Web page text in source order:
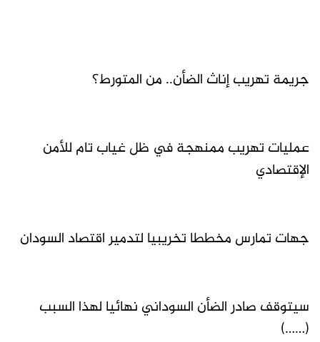
جريمة تهريب إناث الضأن.. من المتورط؟
عمليات تهريب ممنهجة في ظل غياب تام للأمن
الإقتصادي
جهات تمارس مخططا تخريبيا لتدمير اقتصاد السودان
سيتوقف صادر الضأن السوداني نهائيا لهذا السبب
(……)